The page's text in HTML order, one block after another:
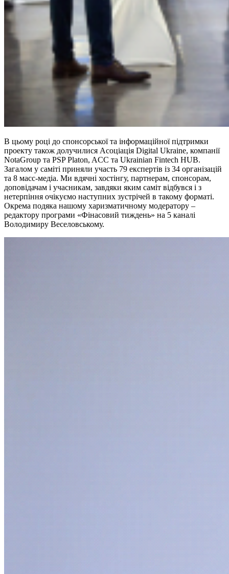
В цьому році до спонсорської та інформаційної підтримки
проекту також долучилися Асоціація Digital Ukraine, компанії
NotaGroup та PSP Platon, ACC та Ukrainian Fintech HUB.
Загалом у саміті приняли участь 79 експертів із 34 організацій
та 8 масс-медіа. Ми вдячні хостінгу, партнерам, спонсорам,
доповідачам і учасникам, завдяки яким саміт відбувся і з
нетерпіння очікуємо наступних зустрічей в такому форматі.
Окрема подяка нашому харизматичному модератору –
редактору програми «Фінасовий тиждень» на 5 каналі
Володимиру Веселовському.